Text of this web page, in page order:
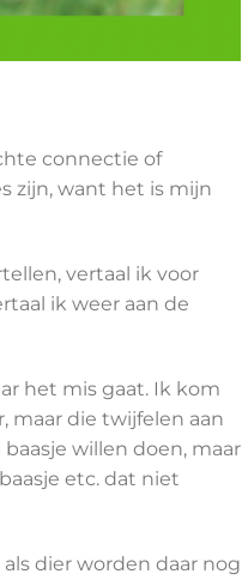
connectie of
zijn, want het is mijn
vertaal ik voor
ik weer aan de
het mis gaat. Ik kom
maar die twijfelen aan
willen doen, maar
etc. dat niet
dier worden daar nog